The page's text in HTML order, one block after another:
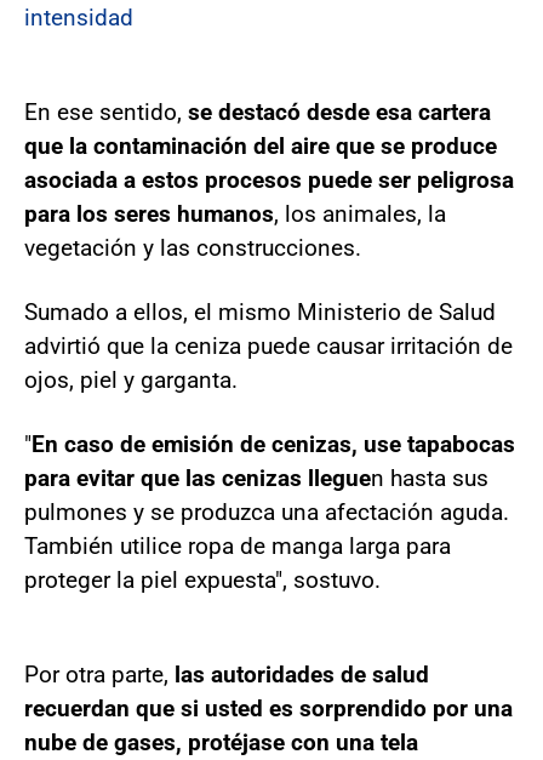
intensidad
En ese sentido, se destacó desde esa cartera
que la contaminación del aire que se produce
asociada a estos procesos puede ser peligrosa
para los seres humanos, los animales, la
vegetación y las construcciones.
Sumado a ellos, el mismo Ministerio de Salud
advirtió que la ceniza puede causar irritación de
ojos, piel y garganta.
"En caso de emisión de cenizas, use tapabocas
para evitar que las cenizas lleguen hasta sus
pulmones y se produzca una afectación aguda.
También utilice ropa de manga larga para
proteger la piel expuesta", sostuvo.
Por otra parte, las autoridades de salud
recuerdan que si usted es sorprendido por una
nube de gases, protéjase con una tela